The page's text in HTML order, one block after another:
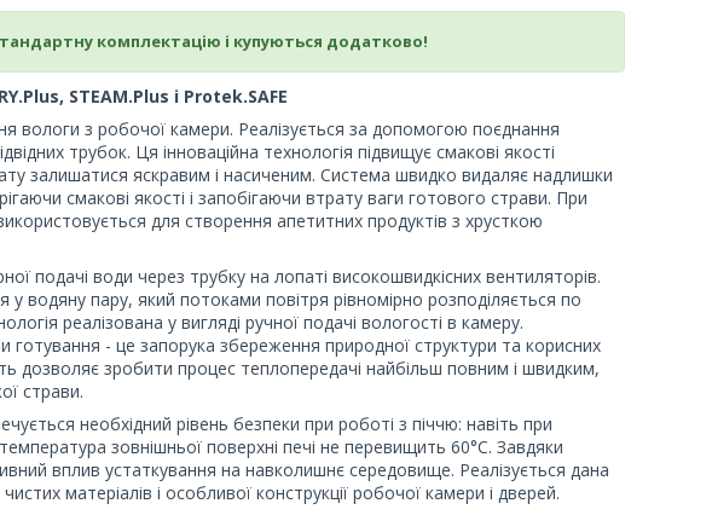
комплектацію і купуються додатково!
STEAM.Plus і Protek.SAFE
вологи з робочої камери. Реалізується за допомогою поєднання
трубок. Ця інноваційна технологія підвищує смакові якості
залишатися яскравим і насиченим. Система швидко видаляє надлишки
смакові якості і запобігаючи втрату ваги готового страви. При
для створення апетитних продуктів з хрусткою
подачі води через трубку на лопаті високошвидкісних вентиляторів.
водяну пару, який потоками повітря рівномірно розподіляється по
реалізована у вигляді ручної подачі вологості в камеру.
готування - це запорука збереження природної структури та корисних
дозволяє зробити процес теплопередачі найбільш повним і швидким,
страви.
необхідний рівень безпеки при роботі з піччю: навіть при
зовнішньої поверхні печі не перевищить 60°С. Завдяки
вплив устаткування на навколишнє середовище. Реалізується дана
матеріалів і особливої конструкції робочої камери і дверей.